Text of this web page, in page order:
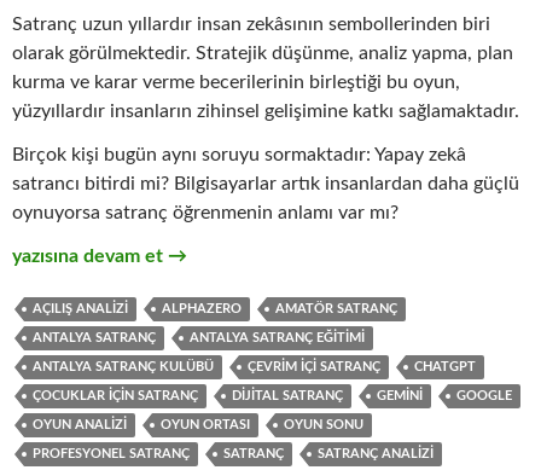
Satranç uzun yıllardır insan zekâsının sembollerinden biri
olarak görülmektedir. Stratejik düşünme, analiz yapma, plan
kurma ve karar verme becerilerinin birleştiği bu oyun,
yüzyıllardır insanların zihinsel gelişimine katkı sağlamaktadır.
Birçok kişi bugün aynı soruyu sormaktadır: Yapay zekâ
satrancı bitirdi mi? Bilgisayarlar artık insanlardan daha güçlü
oynuyorsa satranç öğrenmenin anlamı var mı?
Yapay Zekâ ve Satranç: ChatGPT, Stockfish, AlphaZero ve
yazısına devam et →
AÇILIŞ ANALIZI ALPHAZERO AMATÖR SATRANÇ
ANTALYA SATRANÇ ANTALYA SATRANÇ EĞITIMI
ANTALYA SATRANÇ KULÜBÜ ÇEVRIM IÇI SATRANÇ CHATGPT
ÇOCUKLAR IÇIN SATRANÇ DIJITAL SATRANÇ GEMINI GOOGLE
OYUN ANALIZI OYUN ORTASI OYUN SONU
PROFESYONEL SATRANÇ SATRANÇ SATRANÇ ANALIZI